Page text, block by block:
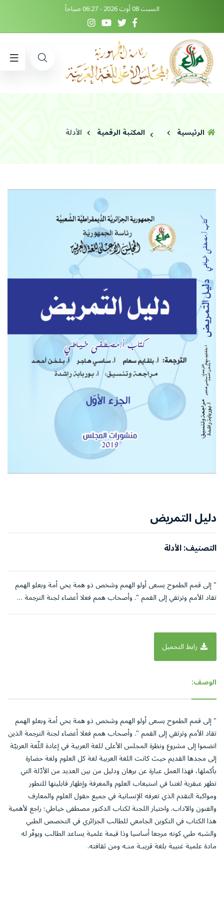
السبت 08 أوت 2026 - 06:27 صباحاً
الرئيسية المكتبة الرقمية الأدلة
دليل التمريض
التصنيف: الأدلة
" إلى قمم الطموح يسعى أولو الهمم وشخص ذو همة يحي أمة وبعلو الهمم
تقاد الأمم وترتقي إلى القمم ". وأصحاب همم فعلا أعضاء لجنة الترجمة …
رابط التحميل
الوصف:
" إلى قمم الطموح يسعى أولو الهمم وشخص ذو همة يحي أمة وبعلو الهمم
تقاد الأمم وترتقي إلى القمم ". وأصحاب همم فعلا أعضاء لجنة الترجمة الذين
انضموا إلى مشروع ونظرة المجلس الأعلى للغة العربية في إعادة اللّغة العربيّة
إلى مجدها القديم حيث كانت اللغة العربية لغة كل العلوم ولغة حضارة
بأكملها، فهذا العمل عبارة عن برهان ودليل من بين العديد من الأدّلة التي
تظهر عبقرية لغتنا في استيعاب العلوم والمعرفة وإظهار قابليتها للتطور
ومواكبة التقدم الذي تعرفه الإنسانية في جميع حقول العلوم والمعارف
والفنون والآداب. واختيار اللجنة لكتاب الدكتور مصطفى خياطي؛ راجع لأهمية
هذا الكتاب في التكوين الجامعي للطالب الجزائري في التخصص الطبي
والشبه طبي كونه مرجعا أساسيا وذا قيمة علمية يساعد الطالب ويوفّر له
مادة علمية غنيية بلغة قريبـة منـه ومن ثقافته.